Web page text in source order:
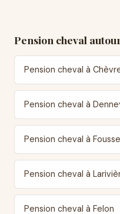
Pension cheval
Pension cheval à
Pension cheval à
Pension cheval à
Pension cheval à
Pension cheval à Felon